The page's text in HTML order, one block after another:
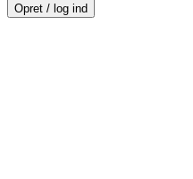
Opret / log ind